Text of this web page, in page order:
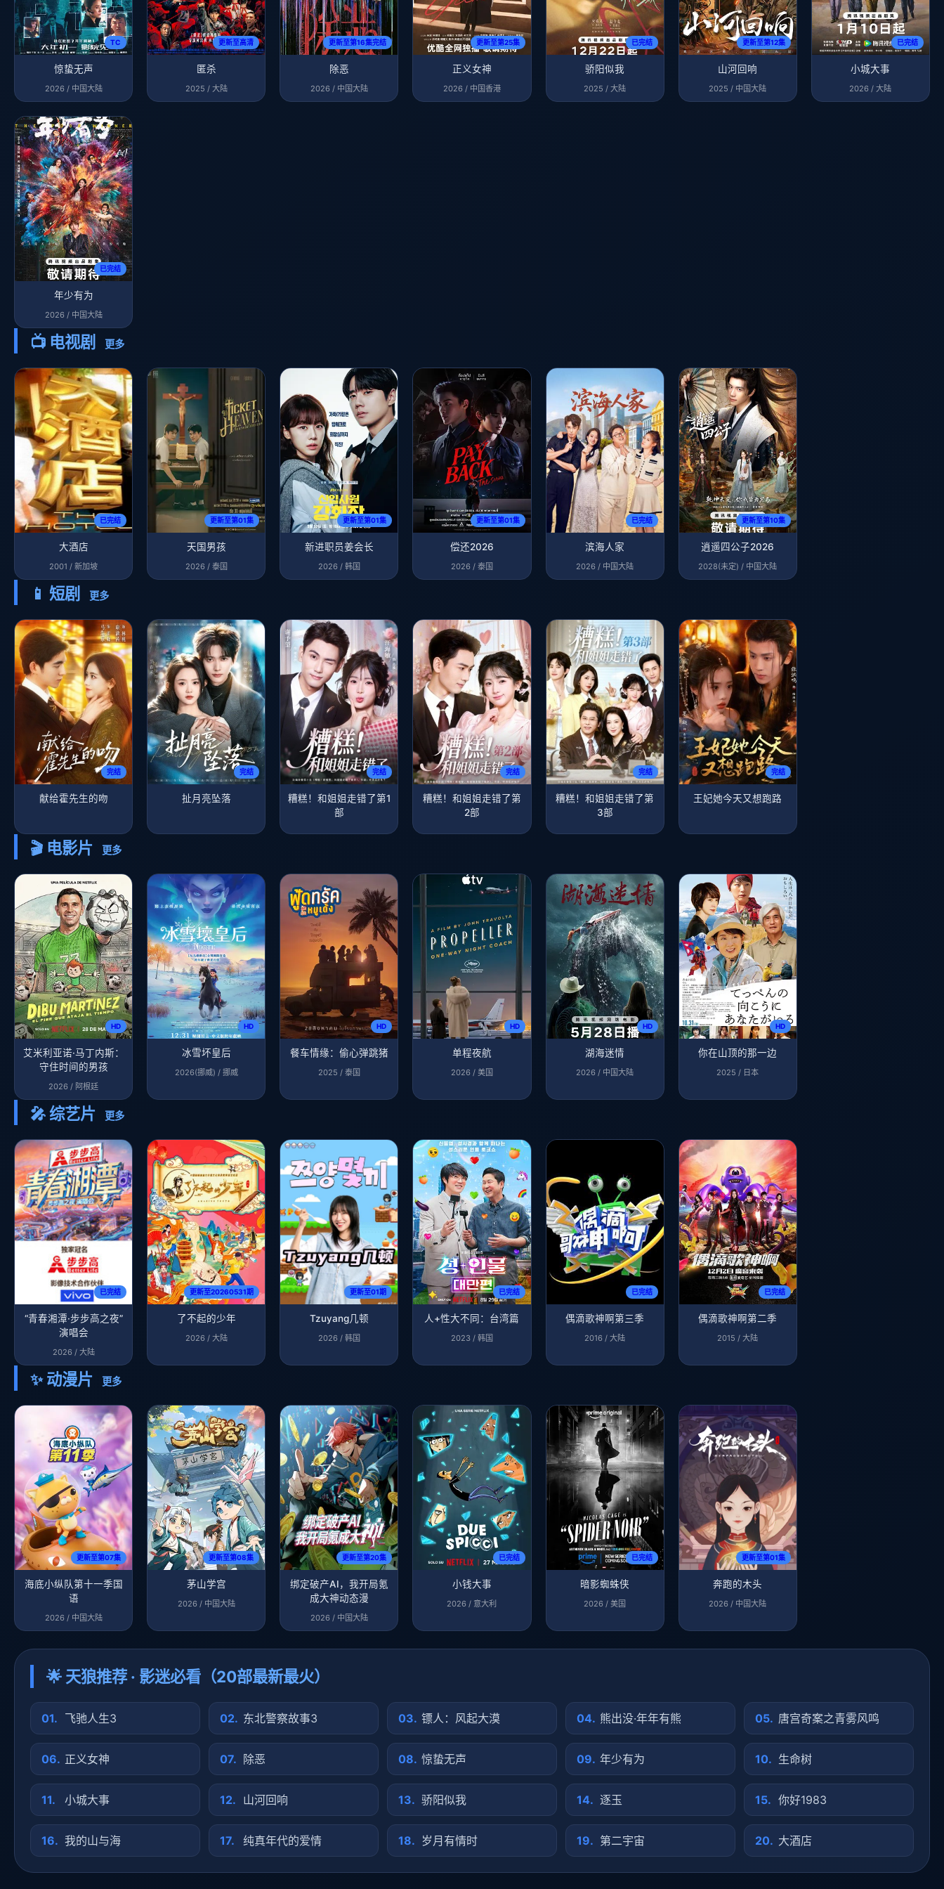
TC
惊蛰无声
2026 / 中国大陆
更新至高清
匿杀
2025 / 大陆
更新至第16集完结
除恶
2026 / 中国大陆
更新至第25集
正义女神
2026 / 中国香港
已完结
骄阳似我
2025 / 大陆
更新至第12集
山河回响
2025 / 中国大陆
已完结
小城大事
2026 / 大陆
已完结
年少有为
2026 / 中国大陆
📺 电视剧 更多
已完结
大酒店
2001 / 新加坡
更新至第01集
天国男孩
2026 / 泰国
更新至第01集
新进职员姜会长
2026 / 韩国
更新至第01集
偿还2026
2026 / 泰国
已完结
滨海人家
2026 / 中国大陆
更新至第10集
逍遥四公子2026
2028(未定) / 中国大陆
📱 短剧 更多
完结
献给霍先生的吻
完结
扯月亮坠落
完结
糟糕！和姐姐走错了第1
部
完结
糟糕！和姐姐走错了第
2部
完结
糟糕！和姐姐走错了第
3部
完结
王妃她今天又想跑路
🎬 电影片 更多
HD
艾米利亚诺·马丁内斯：
守住时间的男孩
2026 / 阿根廷
HD
冰雪坏皇后
2026(挪威) / 挪威
HD
餐车情缘：偷心弹跳猪
2025 / 泰国
HD
单程夜航
2026 / 美国
HD
湖海迷情
2026 / 中国大陆
HD
你在山顶的那一边
2025 / 日本
🎤 综艺片 更多
已完结
“青春湘潭·步步高之夜”
演唱会
2026 / 大陆
更新至20260531期
了不起的少年
2026 / 大陆
更新至01期
Tzuyang几顿
2026 / 韩国
已完结
人+性大不同：台湾篇
2023 / 韩国
已完结
偶滴歌神啊第三季
2016 / 大陆
已完结
偶滴歌神啊第二季
2015 / 大陆
✨ 动漫片 更多
更新至第07集
海底小纵队第十一季国
语
2026 / 中国大陆
更新至第08集
茅山学宫
2026 / 中国大陆
更新至第20集
绑定破产AI，我开局氪
成大神动态漫
2026 / 中国大陆
已完结
小钱大事
2026 / 意大利
已完结
暗影蜘蛛侠
2026 / 美国
更新至第01集
奔跑的木头
2026 / 中国大陆
🌟 天狼推荐 · 影迷必看（20部最新最火）
01. 飞驰人生3 02. 东北警察故事3 03. 镖人：风起大漠 04. 熊出没·年年有熊 05. 唐宫奇案之青雾风鸣
06. 正义女神 07. 除恶 08. 惊蛰无声 09. 年少有为 10. 生命树
11. 小城大事 12. 山河回响 13. 骄阳似我 14. 逐玉 15. 你好1983
16. 我的山与海 17. 纯真年代的爱情 18. 岁月有情时 19. 第二宇宙 20. 大酒店